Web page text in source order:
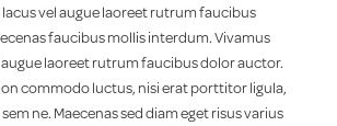
vel augue laoreet rutrum faucibus
faucibus mollis interdum. Vivamus
laoreet rutrum faucibus dolor auctor.
commodo luctus, nisi erat porttitor ligula,
ne. Maecenas sed diam eget risus varius